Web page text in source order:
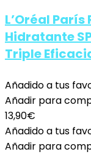
L’Oréal
Hidratante
Triple
Añadido a tus
Añadir para
13,90€
Añadido a tus
Añadir para